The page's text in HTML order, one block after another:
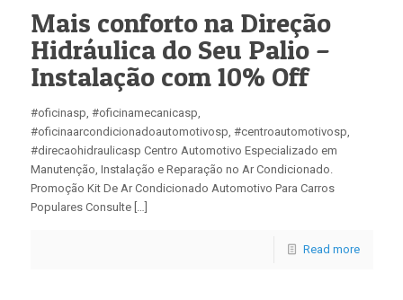
Mais conforto na Direção
Hidráulica do Seu Palio –
Instalação com 10% Off
#oficinasp, #oficinamecanicasp,
#oficinaarcondicionadoautomotivosp, #centroautomotivosp,
#direcaohidraulicasp Centro Automotivo Especializado em
Manutenção, Instalação e Reparação no Ar Condicionado.
Promoção Kit De Ar Condicionado Automotivo Para Carros
Populares Consulte […]
Read more